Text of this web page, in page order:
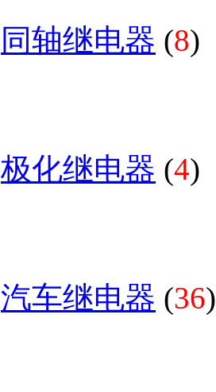
同轴继电器 (8)
极化继电器 (4)
汽车继电器 (36)